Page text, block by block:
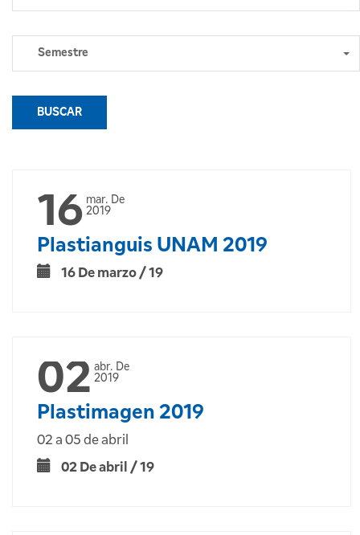
Semestre
BUSCAR
16 mar. De
2019
Plastianguis UNAM 2019
16 De marzo / 19
02 abr. De
2019
Plastimagen 2019
02 a 05 de abril
02 De abril / 19